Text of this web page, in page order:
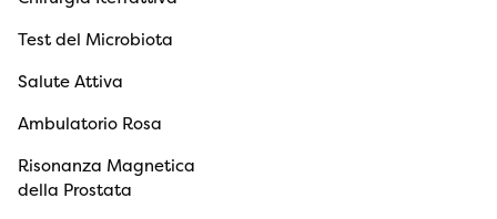
Test del Microbiota
Salute Attiva
Ambulatorio Rosa
Risonanza Magnetica
della Prostata